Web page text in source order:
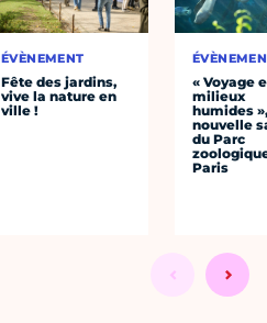
ÉVÈNEMENT
Fête des jardins,
vive la nature en
ville !
« Voyage
milieux
humides
nouvelle
du Parc
Paris